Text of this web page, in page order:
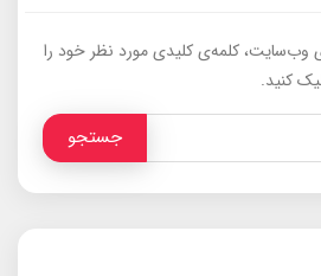
وب‌سایت، کلمه‌ی کلیدی مورد نظر خود را
کنید.
جستجو